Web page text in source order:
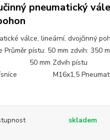
pneumatický
válce, lineární, dvojčinný
Průměr pístu: 50 mm zdvih: 350
50 mm Zdvih pístu
M16x1,5
skladem